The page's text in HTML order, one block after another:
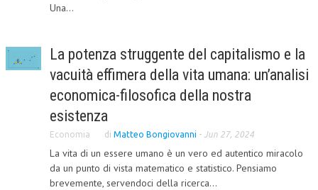
TRANSFER PRICING
AMMINISTRATIVA
TRIBUTARIA
GIURISPRUDENZA
COSTITUZIONALE
Una...
La potenza struggente del capitalismo e la
vacuità effimera della vita umana: un’analisi
economica-filosofica della nostra
esistenza
Economia di Matteo Bongiovanni - Jun 27, 2024
La vita di un essere umano è un vero ed autentico miracolo
da un punto di vista matematico e statistico. Pensiamo
brevemente, servendoci della ricerca...